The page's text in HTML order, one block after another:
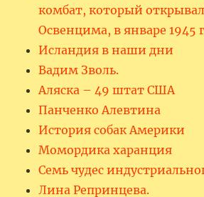
комбат, который
Освенцима, в январе 1945
Исландия в наши дни
Вадим Зволь.
Аляска – 49 штат США
Панченко Алевтина
История собак Америки
Момордика харанция
Семь чудес
Лина Репринцева.